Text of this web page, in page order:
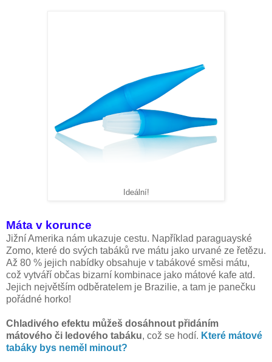
Ideální!
Máta v korunce
Jižní Amerika nám ukazuje cestu. Například paraguayské
Zomo, které do svých tabáků rve mátu jako urvané ze řetězu.
Až 80 % jejich nabídky obsahuje v tabákové směsi mátu,
což vytváří občas bizarní kombinace jako mátové kafe atd.
Jejich největším odběratelem je Brazilie, a tam je panečku
pořádné horko!
Chladivého efektu můžeš dosáhnout přidáním
mátového či ledového tabáku, což se hodí. Které mátové
tabáky bys neměl minout?